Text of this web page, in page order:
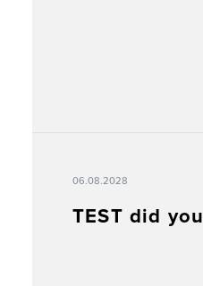
06.08.2028
TEST did you